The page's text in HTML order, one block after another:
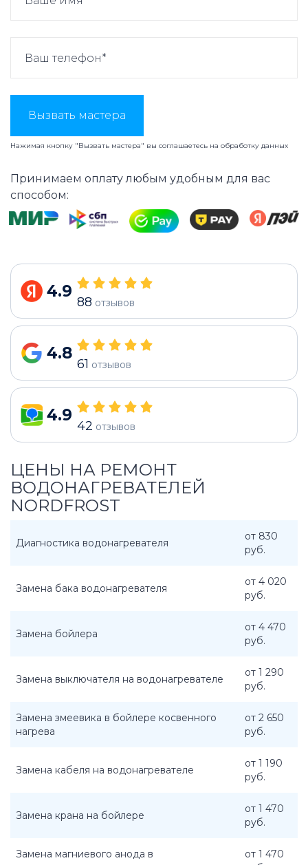
Вызвать мастера
Нажимая кнопку "Вызвать мастера" вы соглашаетесь на обработку данных
Принимаем оплату любым удобным для вас
способом:
4.9
88 отзывов
4.8
61 отзывов
4.9
42 отзывов
ЦЕНЫ НА РЕМОНТ
ВОДОНАГРЕВАТЕЛЕЙ
NORDFROST
Диагностика водонагревателя
от 830
руб.
Замена бака водонагревателя
от 4 020
руб.
Замена бойлера
от 4 470
руб.
Замена выключателя на водонагревателе
от 1 290
руб.
Замена змеевика в бойлере косвенного
нагрева
от 2 650
руб.
Замена кабеля на водонагревателе
от 1 190
руб.
Замена крана на бойлере
от 1 470
руб.
Замена магниевого анода в
от 1 470